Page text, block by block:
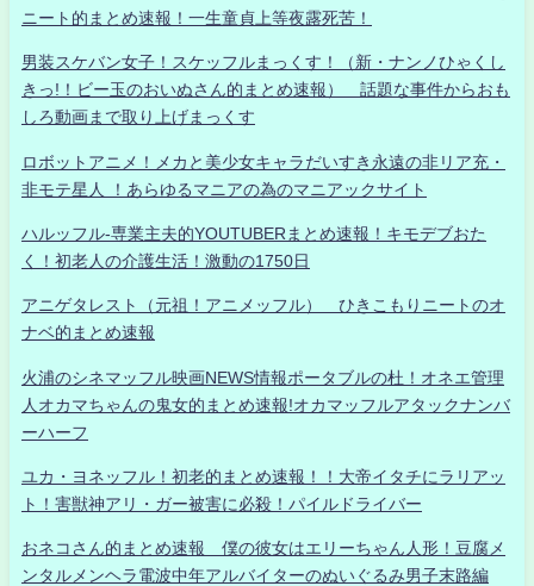
ニート的まとめ速報！一生童貞上等夜露死苦！
男装スケバン女子！スケッフルまっくす！（新・ナンノひゃくし
きっ!！ビー玉のおいぬさん的まとめ速報） 話題な事件からおも
しろ動画まで取り上げまっくす
ロボットアニメ！メカと美少女キャラだいすき永遠の非リア充・
非モテ星人 ！あらゆるマニアの為のマニアックサイト
ハルッフル-専業主夫的YOUTUBERまとめ速報！キモデブおた
く！初老人の介護生活！激動の1750日
アニゲタレスト（元祖！アニメッフル） ひきこもりニートのオ
ナベ的まとめ速報
火浦のシネマッフル映画NEWS情報ポータブルの杜！オネエ管理
人オカマちゃんの鬼女的まとめ速報!オカマッフルアタックナンバ
ーハーフ
ユカ・ヨネッフル！初老的まとめ速報！！大帝イタチにラリアッ
ト！害獣神アリ・ガー被害に必殺！パイルドライバー
おネコさん的まとめ速報 僕の彼女はエリーちゃん人形！豆腐メ
ンタルメンヘラ電波中年アルバイターのぬいぐるみ男子末路編